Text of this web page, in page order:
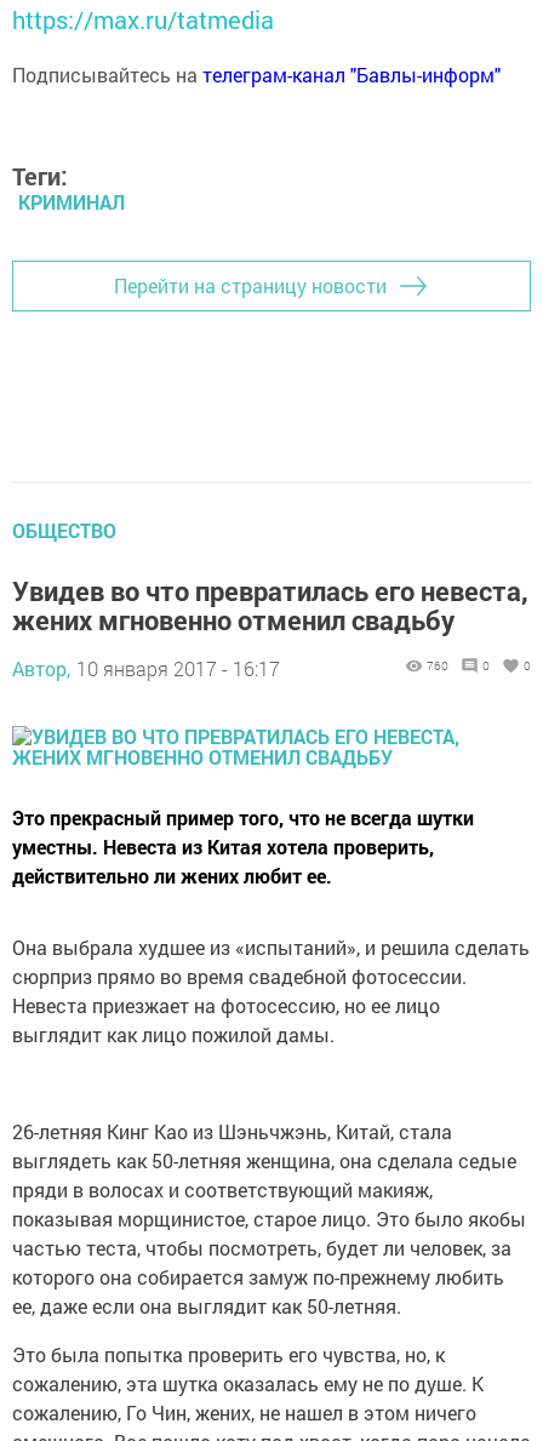
https://max.ru/tatmedia
Подписывайтесь на телеграм-канал "Бавлы-информ"
Теги:
КРИМИНАЛ
Перейти на страницу новости
ОБЩЕСТВО
Увидев во что превратилась его невеста,
жених мгновенно отменил свадьбу
Автор, 10 января 2017 - 16:17 760 0 0
Это прекрасный пример того, что не всегда шутки
уместны. Невеста из Китая хотела проверить,
действительно ли жених любит ее.
Она выбрала худшее из «испытаний», и решила сделать
сюрприз прямо во время свадебной фотосессии.
Невеста приезжает на фотосессию, но ее лицо
выглядит как лицо пожилой дамы.
26-летняя Кинг Као из Шэньчжэнь, Китай, стала
выглядеть как 50-летняя женщина, она сделала седые
пряди в волосах и соответствующий макияж,
показывая морщинистое, старое лицо. Это было якобы
частью теста, чтобы посмотреть, будет ли человек, за
которого она собирается замуж по-прежнему любить
ее, даже если она выглядит как 50-летняя.
Это была попытка проверить его чувства, но, к
сожалению, эта шутка оказалась ему не по душе. К
сожалению, Го Чин, жених, не нашел в этом ничего